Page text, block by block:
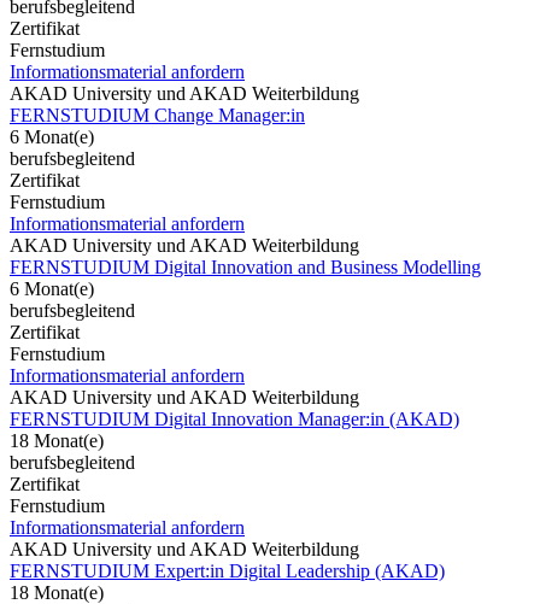
berufsbegleitend
Zertifikat
Fernstudium
Informationsmaterial anfordern
AKAD University und AKAD Weiterbildung
FERNSTUDIUM Change Manager:in
6 Monat(e)
berufsbegleitend
Zertifikat
Fernstudium
Informationsmaterial anfordern
AKAD University und AKAD Weiterbildung
FERNSTUDIUM Digital Innovation and Business Modelling
6 Monat(e)
berufsbegleitend
Zertifikat
Fernstudium
Informationsmaterial anfordern
AKAD University und AKAD Weiterbildung
FERNSTUDIUM Digital Innovation Manager:in (AKAD)
18 Monat(e)
berufsbegleitend
Zertifikat
Fernstudium
Informationsmaterial anfordern
AKAD University und AKAD Weiterbildung
FERNSTUDIUM Expert:in Digital Leadership (AKAD)
18 Monat(e)